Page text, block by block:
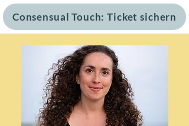
Consensual Touch: Ticket sichern